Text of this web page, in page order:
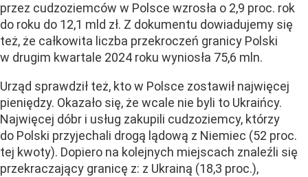
przez cudzoziemców w Polsce wzrosła o 2,9 proc. rok
do roku do 12,1 mld zł. Z dokumentu dowiadujemy się
też, że całkowita liczba przekroczeń granicy Polski
w drugim kwartale 2024 roku wyniosła 75,6 mln.
Urząd sprawdził też, kto w Polsce zostawił najwięcej
pieniędzy. Okazało się, że wcale nie byli to Ukraińcy.
Najwięcej dóbr i usług zakupili cudzoziemcy, którzy
do Polski przyjechali drogą lądową z Niemiec (52 proc.
tej kwoty). Dopiero na kolejnych miejscach znaleźli się
przekraczający granicę z: z Ukrainą (18,3 proc.),